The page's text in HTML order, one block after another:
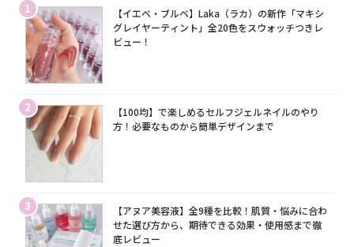
1
【イエベ・ブルベ】Laka（ラカ）の新作「マキシ
グレイヤーティント」全20色をスウォッチつきレ
ビュー！
2
【100均】で楽しめるセルフジェルネイルのやり
方！必要なものから簡単デザインまで
3
【アヌア美容液】全9種を比較！肌質・悩みに合わ
せた選び方から、期待できる効果・使用感まで徹
底レビュー